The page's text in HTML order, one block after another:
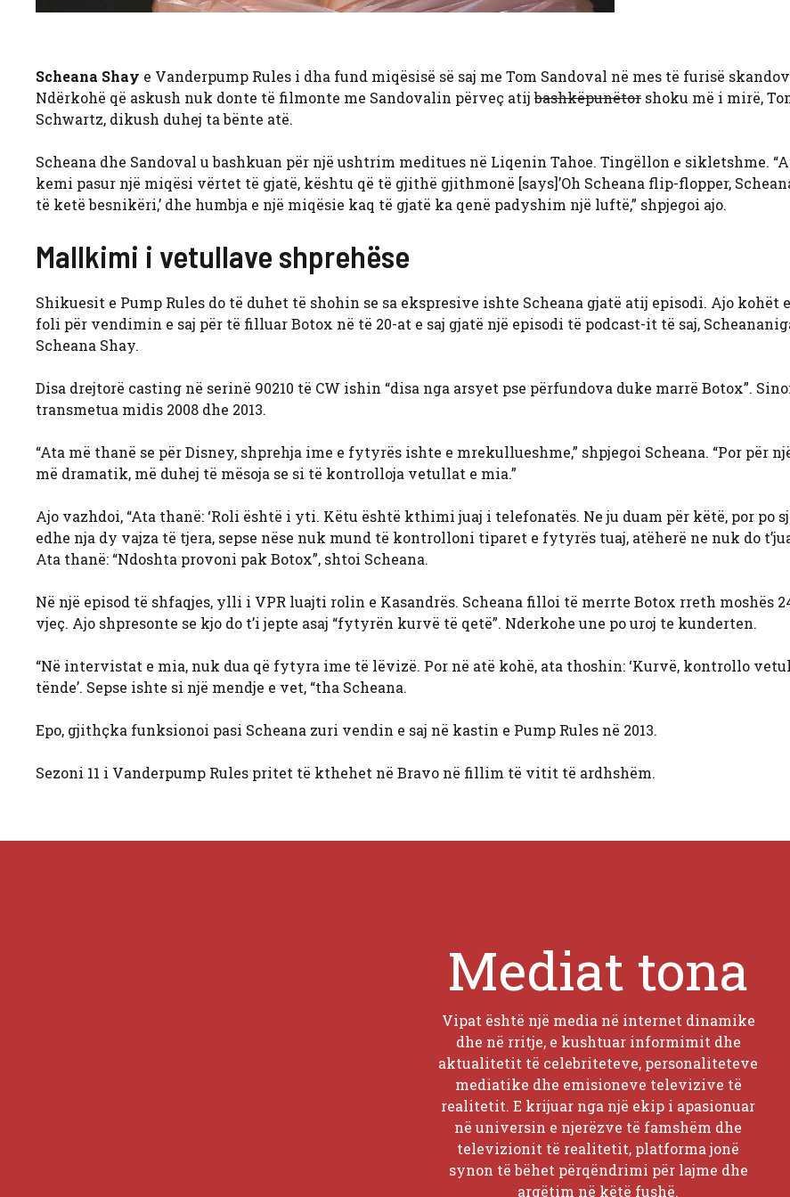
Scheana Shay e Vanderpump Rules i dha fund miqësisë së saj me Tom Sandoval në mes të furisë
Ndërkohë që askush nuk donte të filmonte me Sandovalin përveç atijbashkëpunëtor shoku më i mirë,
Schwartz, dikush duhej ta bënte atë.
Scheana dhe Sandoval u bashkuan për një ushtrim meditues në Liqenin Tahoe. Tingëllon e sikletshme.
kemi pasur një miqësi vërtet të gjatë, kështu që të gjithë gjithmonë [says]’Oh Scheana flip-flopper,
të ketë besnikëri,’ dhe humbja e një miqësie kaq të gjatë ka qenë padyshim një luftë,” shpjegoi ajo.
Mallkimi i vetullave shprehëse
Shikuesit e Pump Rules do të duhet të shohin se sa ekspresive ishte Scheana gjatë atij episodi. Ajo kohët
foli për vendimin e saj për të filluar Botox në të 20-at e saj gjatë një episodi të podcast-it të saj,
Scheana Shay.
Disa drejtorë casting në serinë 90210 të CW ishin “disa nga arsyet pse përfundova duke marrë Botox”.
transmetua midis 2008 dhe 2013.
“Ata më thanë se për Disney, shprehja ime e fytyrës ishte e mrekullueshme,” shpjegoi Scheana. “Por për
më dramatik, më duhej të mësoja se si të kontrolloja vetullat e mia.”
Ajo vazhdoi, “Ata thanë: ‘Roli është i yti. Këtu është kthimi juaj i telefonatës. Ne ju duam për këtë, por po
edhe nja dy vajza të tjera, sepse nëse nuk mund të kontrolloni tiparet e fytyrës tuaj, atëherë ne nuk do
Ata thanë: “Ndoshta provoni pak Botox”, shtoi Scheana.
Në një episod të shfaqjes, ylli i VPR luajti rolin e Kasandrës. Scheana filloi të merrte Botox rreth moshës
vjeç. Ajo shpresonte se kjo do t’i jepte asaj “fytyrën kurvë të qetë”. Nderkohe une po uroj te kunderten.
“Në intervistat e mia, nuk dua që fytyra ime të lëvizë. Por në atë kohë, ata thoshin: ‘Kurvë, kontrollo
tënde’. Sepse ishte si një mendje e vet, “tha Scheana.
Epo, gjithçka funksionoi pasi Scheana zuri vendin e saj në kastin e Pump Rules në 2013.
Sezoni 11 i Vanderpump Rules pritet të kthehet në Bravo në fillim të vitit të ardhshëm.
Mediat tona
Vipat është një media në internet dinamike
dhe në rritje, e kushtuar informimit dhe
aktualitetit të celebriteteve, personaliteteve
mediatike dhe emisioneve televizive të
realitetit. E krijuar nga një ekip i apasionuar
në universin e njerëzve të famshëm dhe
televizionit të realitetit, platforma jonë
synon të bëhet përqëndrimi për lajme dhe
argëtim në këtë fushë.